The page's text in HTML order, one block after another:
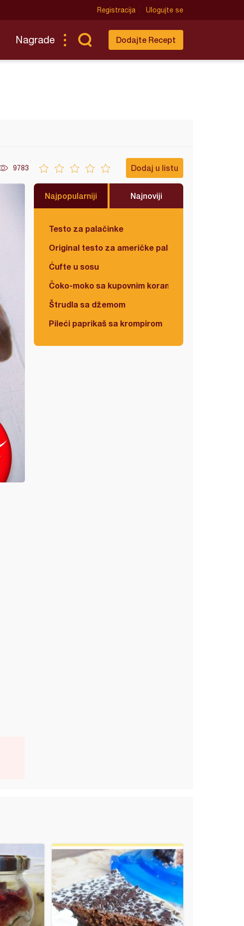
Registracija Ulogujte se
Nagrade Dodajte Recept
9783 Dodaj u listu
Najpopularniji Najnoviji
Testo za palačinke
Original testo za američke palačinke
Ćufte u sosu
Čoko-moko sa kupovnim korama
Štrudla sa džemom
Pileći paprikaš sa krompirom